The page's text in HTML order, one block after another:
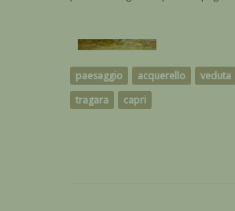
paesaggio acquerello veduta
tragara capri